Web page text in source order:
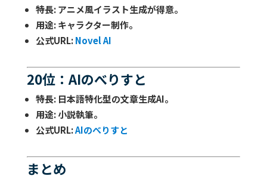
特長: アニメ風イラスト生成が得意。
用途: キャラクター制作。
公式URL:Novel AI
20位：AIのべりすと
特長: 日本語特化型の文章生成AI。
用途: 小説執筆。
公式URL:AIのべりすと
まとめ